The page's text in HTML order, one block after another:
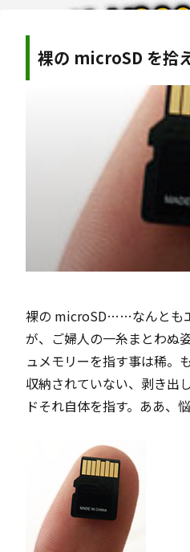
裸の microSD を拾
裸の microSD……なんとも
が、ご婦人の一糸まとわぬ
ュメモリーを指す事は稀。
収納されていない、剥き出
ドそれ自体を指す。ああ、